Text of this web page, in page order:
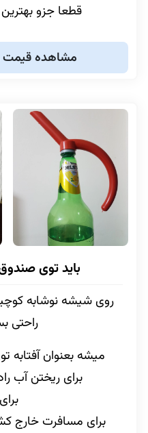
قطعا جزو
مشاهده
باید توی
روی شیشه نوشابه
راحتی
میشه بعنوان آفتابه
برای ریختن آب
برای مسافرت خارج